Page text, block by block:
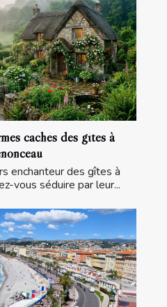
cachés des gîtes à
enchanteur des gîtes à
vous séduire par leur...